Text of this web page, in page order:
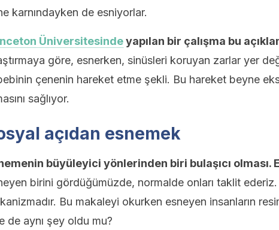
karnındayken de esniyorlar.
Üniversitesindeyapılan bir çalışma bu
göre, esnerken, sinüsleri koruyan zarlar yer
çenenin hareket etme şekli. Bu hareket beyne
sağlıyor.
açıdan esnemek
büyüleyici yönlerinden biri bulaşıcı olması.
birini gördüğümüzde, normalde onları taklit
Bu makaleyi okurken esneyen insanların
de aynı şey oldu mu?